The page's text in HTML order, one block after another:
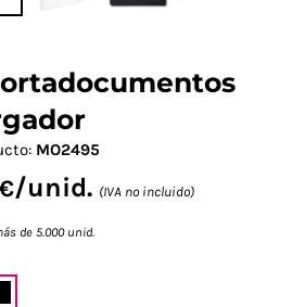
MO2495
€/unid. (IVA no incluido)
de 5.000 unid.